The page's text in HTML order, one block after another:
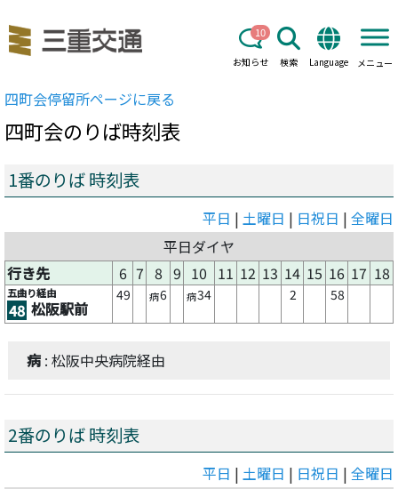
お知らせ
10
検索 Language メニュー
四町会停留所ページに戻る
四町会のりば時刻表
1番のりば 時刻表
平日 | 土曜日 | 日祝日 | 全曜日
平日ダイヤ
行き先
6 7 8 9 10 11 12 13 14 15 16 17 18
五曲り経由
48 松阪駅前
49 病6 病34 2 58
病 : 松阪中央病院経由
2番のりば 時刻表
平日 | 土曜日 | 日祝日 | 全曜日